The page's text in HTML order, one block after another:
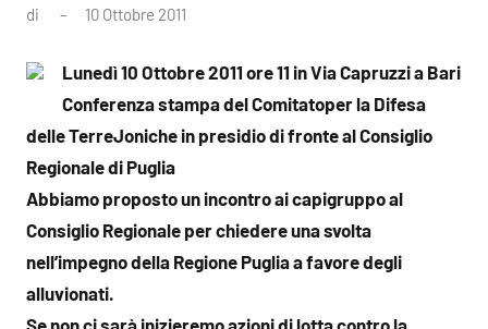
di 10 Ottobre 2011
Lunedì 10 Ottobre 2011 ore 11 in Via Capruzzi a Bari
Conferenza stampa del Comitatoper la Difesa
delle TerreJoniche in presidio di fronte al Consiglio
Regionale di Puglia
Abbiamo proposto un incontro ai capigruppo al
Consiglio Regionale per chiedere una svolta
nell’impegno della Regione Puglia a favore degli
alluvionati.
Se non ci sarà inizieremo azioni di lotta contro la